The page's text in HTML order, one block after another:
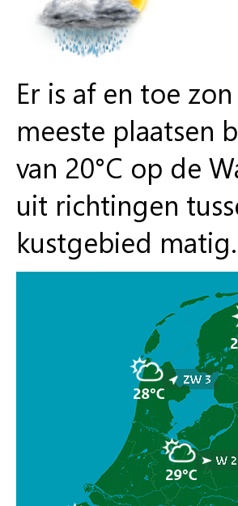
Er is af en toe
meeste plaatsen
van 20°C op de
uit richtingen
kustgebied